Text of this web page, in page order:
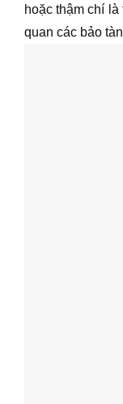
hoặc thậm chí
quan các bảo